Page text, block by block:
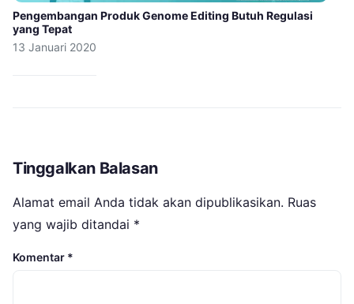
Pengembangan Produk Genome Editing Butuh Regulasi
yang Tepat
13 Januari 2020
Tinggalkan Balasan
Alamat email Anda tidak akan dipublikasikan. Ruas
yang wajib ditandai *
Komentar *